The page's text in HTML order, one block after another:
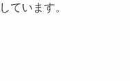
ています。